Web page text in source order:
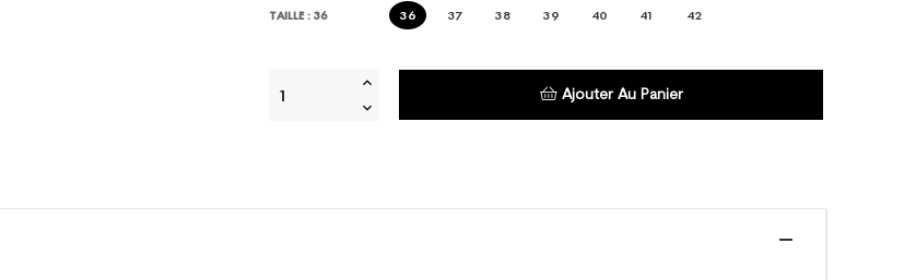
TAILLE : 36 36 37 38 39 40 41 42
Ajouter Au Panier